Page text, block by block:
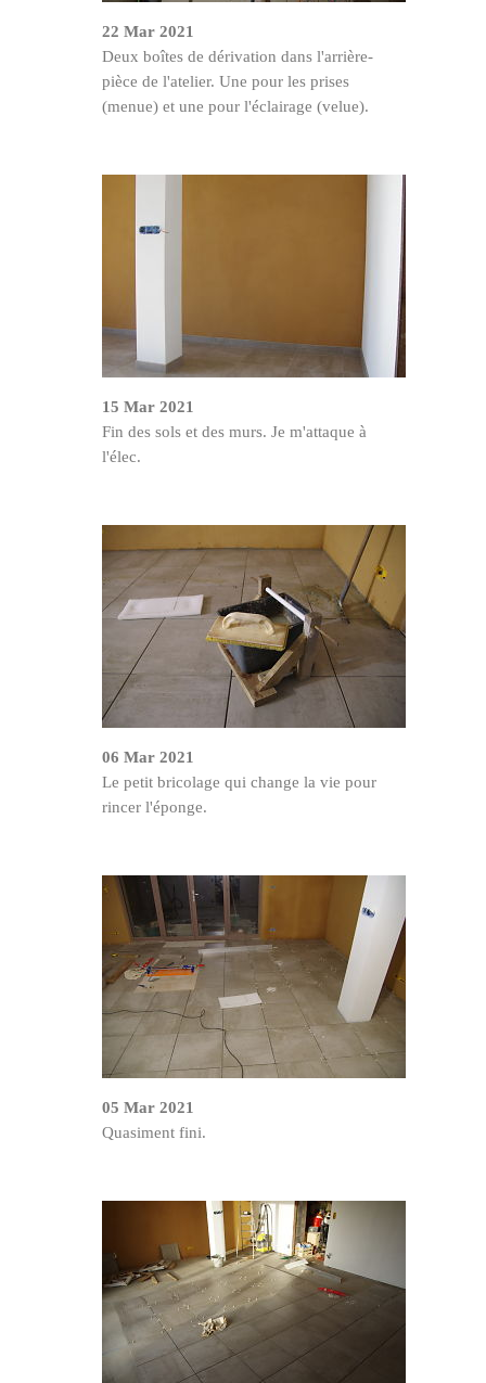
22 Mar 2021
Deux boîtes de dérivation dans l'arrière-
pièce de l'atelier. Une pour les prises
(menue) et une pour l'éclairage (velue).
15 Mar 2021
Fin des sols et des murs. Je m'attaque à
l'élec.
06 Mar 2021
Le petit bricolage qui change la vie pour
rincer l'éponge.
05 Mar 2021
Quasiment fini.